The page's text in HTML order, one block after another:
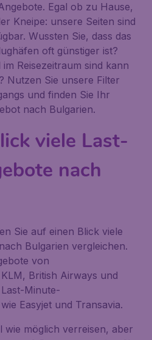
Egal ob zu Hause,
Kneipe: unsere Seiten sind
Wussten Sie, dass das
oft günstiger ist?
Reisezeitraum sind kann
Nutzen Sie unsere Filter
und finden Sie Ihr
nach Bulgarien.
viele Last-
nach
Sie auf einen Blick viele
Bulgarien vergleichen.
von
British Airways und
Minute-
Easyjet und Transavia.
wie möglich verreisen, aber